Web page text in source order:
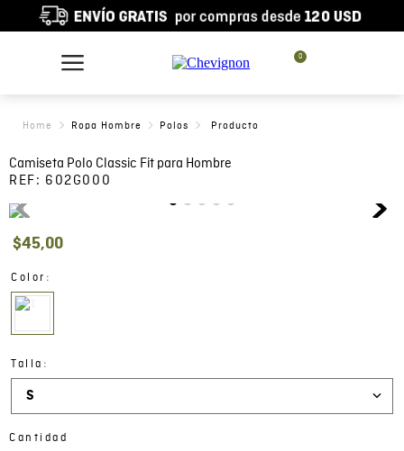
0
Ropa Hombre Polos
Camiseta Polo Classic Fit para Hombre
REF: 602G000
$45,00
Color :
Talla :
S
Cantidad